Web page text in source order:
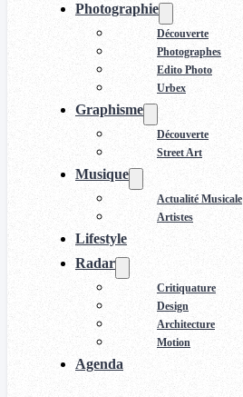
Photographie
Découverte
Photographes
Edito Photo
Urbex
Graphisme
Découverte
Street Art
Musique
Actualité Musicale
Artistes
Lifestyle
Radar
Critiquature
Design
Architecture
Motion
Agenda